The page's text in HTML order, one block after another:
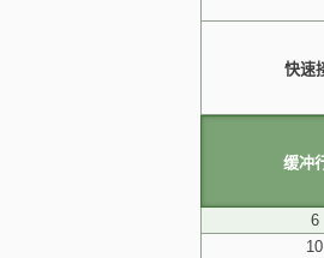
快速
缓冲
6
10